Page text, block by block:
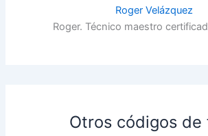
Roger Velázquez
Roger. Técnico maestro
Otros códigos de